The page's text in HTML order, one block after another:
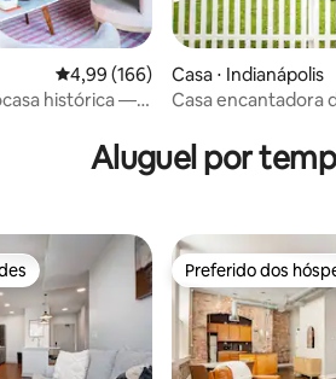
4,99 de uma avaliação média de
4,99 (166)
histórica —
Casa ⋅ Indianápolis
Casa encantadora
Aluguel por
dos hóspedes Preferido dos
Preferido dos